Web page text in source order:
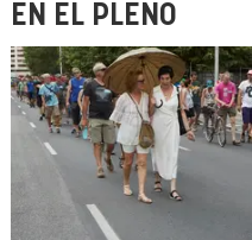
EN EL PLENO